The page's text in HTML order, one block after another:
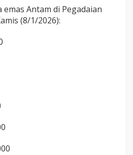
Antam di Pegadaian
(8/1/2026):